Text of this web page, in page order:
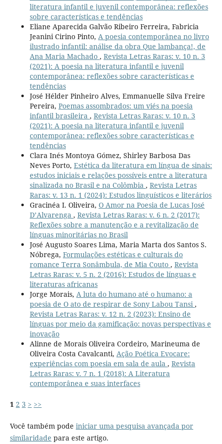
literatura infantil e juvenil contemporânea: reflexões
sobre características e tendências
Eliane Aparecida Galvão Ribeiro Ferreira, Fabricia
Jeanini Cirino Pinto, A poesia contemporânea no livro
ilustrado infantil: análise da obra Que lambança!, de
Ana Maria Machado , Revista Letras Raras: v. 10 n. 3
(2021): A poesia na literatura infantil e juvenil
contemporânea: reflexões sobre características e
tendências
José Hélder Pinheiro Alves, Emmanuelle Silva Freire
Pereira, Poemas assombrados: um viés na poesia
infantil brasileira , Revista Letras Raras: v. 10 n. 3
(2021): A poesia na literatura infantil e juvenil
contemporânea: reflexões sobre características e
tendências
Clara Inés Montoya Gómez, Shirley Barbosa Das
Neves Porto, Estética da literatura em língua de sinais:
estudos iniciais e relações possíveis entre a literatura
sinalizada no Brasil e na Colômbia , Revista Letras
Raras: v. 13 n. 1 (2024): Estudos linguísticos e literários
Gracinéa I. Oliveira, O Amor na Poesia de Lucas José
D’Alvarenga , Revista Letras Raras: v. 6 n. 2 (2017):
Reflexões sobre a manutenção e a revitalização de
línguas minoritárias no Brasil
José Augusto Soares Lima, Maria Marta dos Santos S.
Nóbrega, Formulações estéticas e culturais do
romance Terra Sonâmbula, de Mia Couto , Revista
Letras Raras: v. 5 n. 2 (2016): Estudos de línguas e
literaturas africanas
Jorge Morais, A luta do humano até o humano: a
poesia de O ato de respirar de Sony Labou Tansi,
Revista Letras Raras: v. 12 n. 2 (2023): Ensino de
línguas por meio da gamificação: novas perspectivas e
inovação
Alinne de Morais Oliveira Cordeiro, Marineuma de
Oliveira Costa Cavalcanti, Ação Poética Evocare:
experiências com poesia em sala de aula , Revista
Letras Raras: v. 7 n. 1 (2018): A Literatura
contemporânea e suas interfaces
1 2 3 > >>
Você também pode iniciar uma pesquisa avançada por
similaridade para este artigo.